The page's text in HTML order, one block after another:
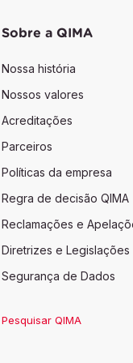
Sobre a QIMA
Nossa história
Nossos valores
Acreditações
Parceiros
Políticas da empresa
Regra de decisão QIMA
Reclamações e
Diretrizes e Legislações
Segurança de Dados
Pesquisar QIMA